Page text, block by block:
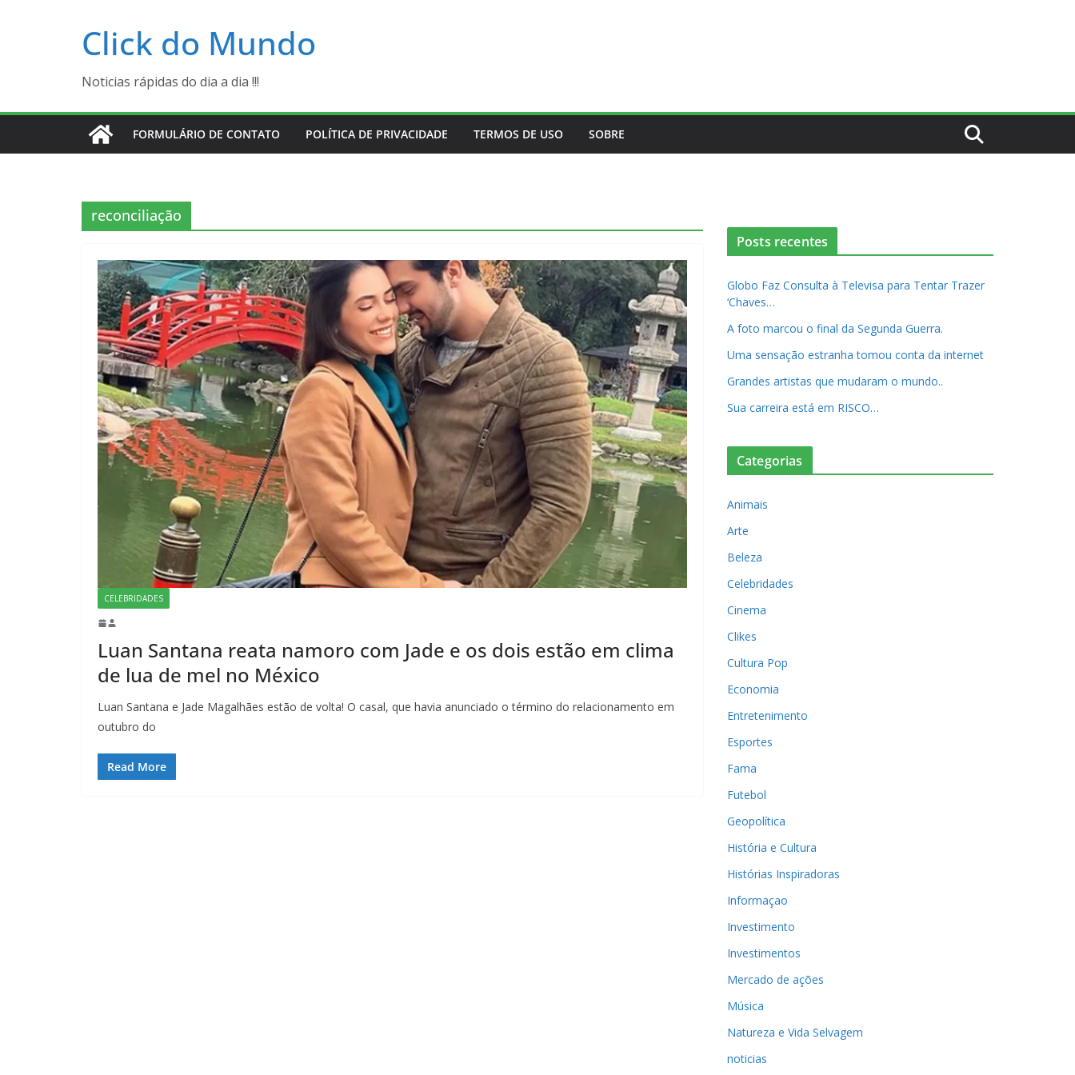
Click do Mundo
Noticias rápidas do dia a dia !!!
FORMULÁRIO DE CONTATO POLÍTICA DE PRIVACIDADE TERMOS DE USO SOBRE
reconciliação
CELEBRIDADES
Luan Santana reata namoro com Jade e os dois estão em clima
de lua de mel no México
Luan Santana e Jade Magalhães estão de volta! O casal, que havia anunciado o término do relacionamento em
outubro do
Read More
Posts recentes
Globo Faz Consulta à Televisa para Tentar Trazer
‘Chaves…
A foto marcou o final da Segunda Guerra.
Uma sensação estranha tomou conta da internet
Grandes artistas que mudaram o mundo..
Sua carreira está em RISCO…
Categorias
Animais
Arte
Beleza
Celebridades
Cinema
Clikes
Cultura Pop
Economia
Entretenimento
Esportes
Fama
Futebol
Geopolítica
História e Cultura
Histórias Inspiradoras
Informaçao
Investimento
Investimentos
Mercado de ações
Música
Natureza e Vida Selvagem
noticias